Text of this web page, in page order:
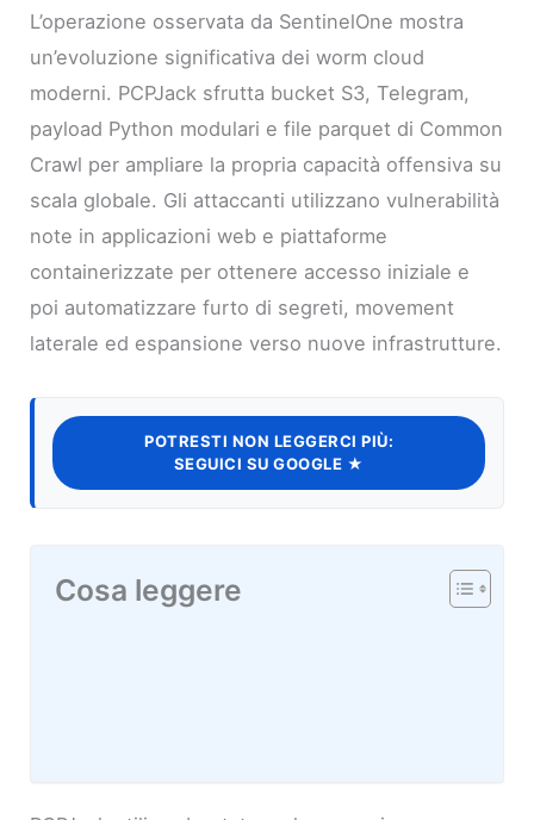
L’operazione osservata da SentinelOne mostra
un’evoluzione significativa dei worm cloud
moderni. PCPJack sfrutta bucket S3, Telegram,
payload Python modulari e file parquet di Common
Crawl per ampliare la propria capacità offensiva su
scala globale. Gli attaccanti utilizzano vulnerabilità
note in applicazioni web e piattaforme
containerizzate per ottenere accesso iniziale e
poi automatizzare furto di segreti, movement
laterale ed espansione verso nuove infrastrutture.
POTRESTI NON LEGGERCI PIÙ:
SEGUICI SU GOOGLE ★
Cosa leggere